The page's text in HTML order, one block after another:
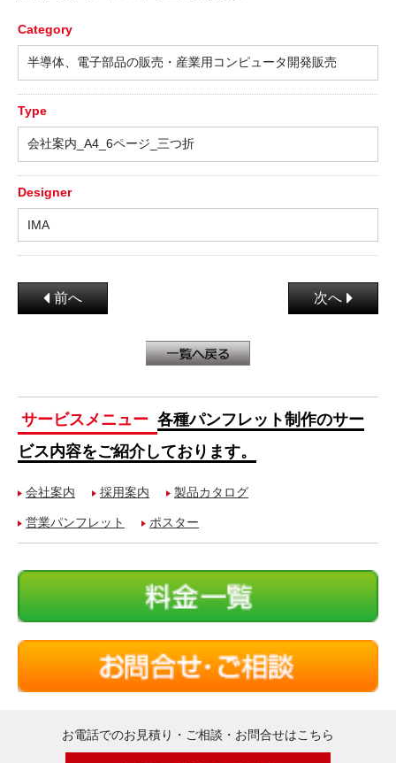
Category
半導体、電子部品の販売・産業用コンピュータ開発販売
Type
会社案内_A4_6ページ_三つ折
Designer
IMA
前へ 次へ
サービスメニュー 各種パンフレット制作のサー
ビス内容をご紹介しております。
会社案内 採用案内 製品カタログ
営業パンフレット ポスター
お電話でのお見積り・ご相談・お問合せはこちら